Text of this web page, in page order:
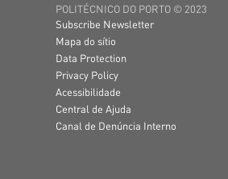
POLITÉCNICO DO PORTO © 2023
Subscribe Newsletter
Mapa do sítio
Data Protection
Privacy Policy
Acessibilidade
Central de Ajuda
Canal de Denúncia Interno